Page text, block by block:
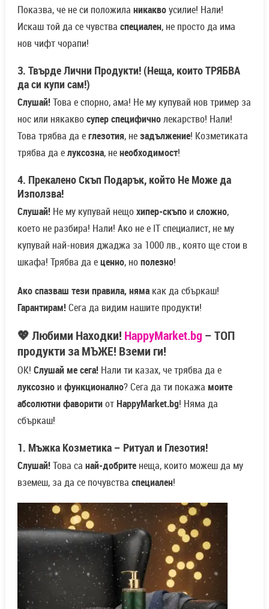
Показва, че не си положила никаквоусилие! Нали!
Искаш той да се чувства специален, не просто да има
нов чифт чорапи!
3. Твърде Лични Продукти! (Неща, които ТРЯБВА
да си купи сам!)
Слушай! Това е спорно, ама! Не му купувай нов тример за
нос или някаквосупер специфичнолекарство! Нали!
Това трябва да еглезотия, незадължение! Козметиката
трябва да елуксозна, ненеобходимост!
4. Прекалено Скъп Подарък, който Не Може да
Използва!
Слушай! Не му купувай нещохипер-скъпои сложно,
което не разбира! Нали! Ако не е IT специалист, не му
купувай най-новия джаджа за 1000 лв., която ще стои в
шкафа! Трябва да еценно, нополезно!
Ако спазваш тези правила, нямакак да сбъркаш!
Гарантирам! Сега да видим нашите продукти!
💖 Любими Находки! HappyMarket.bg – ТОП
продукти за МЪЖЕ! Вземи ги!
ОК! Слушай ме сега! Нали ти казах, че трябва да е
луксознои функционално? Сега да ти покажа моите
абсолютни фаворитиотHappyMarket.bg! Няма да
сбъркаш!
1. Мъжка Козметика – Ритуал и Глезотия!
Слушай! Това са най-добритенеща, които можеш да му
вземеш, за да се почувства специален!